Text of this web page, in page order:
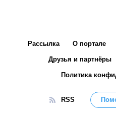
Рассылка О портале
Друзья и партнёры
Политика
RSS